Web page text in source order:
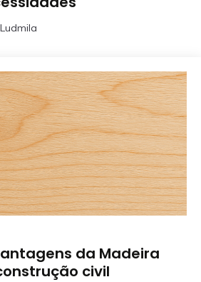
Ludmila
da Madeira
civil